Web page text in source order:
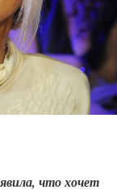
что хочет